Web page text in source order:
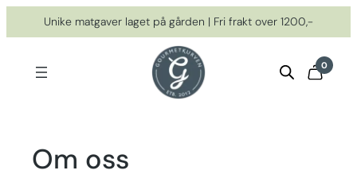
til
Unike matgaver laget på gården | Fri frakt over 1200,-
0
Om oss